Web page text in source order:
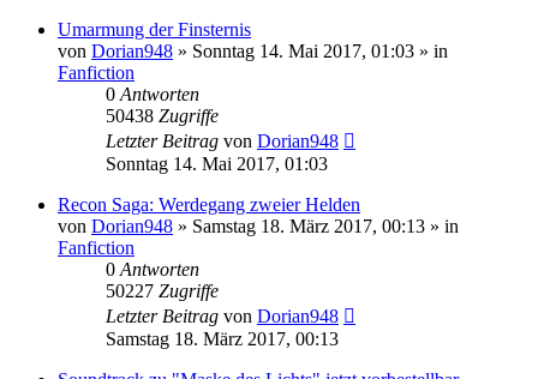
Umarmung der Finsternis
von Dorian948 » Sonntag 14. Mai 2017, 01:03 » in
Fanfiction
0 Antworten
50438 Zugriffe
Letzter Beitrag von Dorian948
Sonntag 14. Mai 2017, 01:03
Recon Saga: Werdegang zweier Helden
von Dorian948 » Samstag 18. März 2017, 00:13 » in
Fanfiction
0 Antworten
50227 Zugriffe
Letzter Beitrag von Dorian948
Samstag 18. März 2017, 00:13